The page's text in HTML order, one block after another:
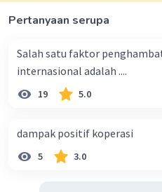
Pertanyaan serupa
Salah satu faktor
internasional adalah ....
19 5.0
dampak positif koperasi
5 3.0